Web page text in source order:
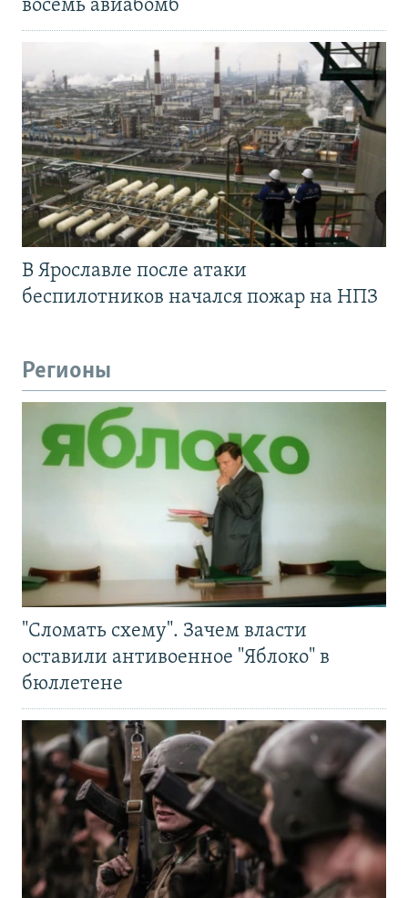
восемь авиабомб
В Ярославле после атаки
беспилотников начался пожар на НПЗ
Регионы
"Сломать схему". Зачем власти
оставили антивоенное "Яблоко" в
бюллетене